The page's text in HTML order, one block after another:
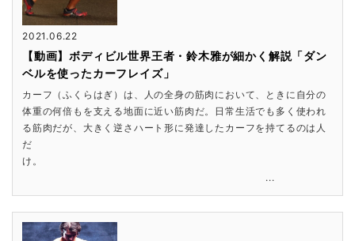
2021.06.22
【動画】ボディビル世界王者・鈴木雅が細かく解説「ダン
ベルを使ったカーフレイズ」
カーフ（ふくらはぎ）は、人の全身の筋肉において、ときに自分の
体重の何倍もを支える地面に近い筋肉だ。日常生活でも多く使われ
る筋肉だが、大きく逆さハート形に発達したカーフを持てるのは人
だ
け。
...